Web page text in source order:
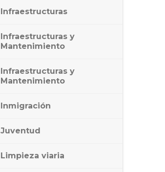
Infraestructuras
Infraestructuras y
Mantenimiento
Infraestructuras y
Mantenimiento
Inmigración
Juventud
Limpieza viaria